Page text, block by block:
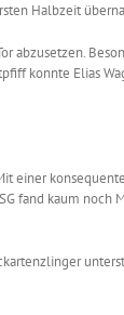
Halbzeit
konnte Elias
fand kaum